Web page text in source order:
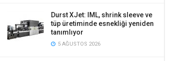
Durst XJet: IML, shrink sleeve ve
tüp üretiminde esnekliği yeniden
tanımlıyor
5 AĞUSTOS 2026